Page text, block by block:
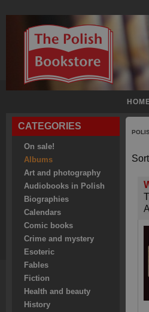
CATEGORIES
On sale!
Albums
Art and photography
Audiobooks in Polish
Biographies
Calendars
Comic books
Crime and mystery
Esoteric
Fables
Fiction
Health and beauty
History